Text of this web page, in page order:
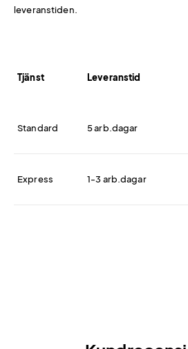
leveranstiden.
Tjänst Leveranstid
Standard 5 arb.dagar
Express 1-3 arb.dagar